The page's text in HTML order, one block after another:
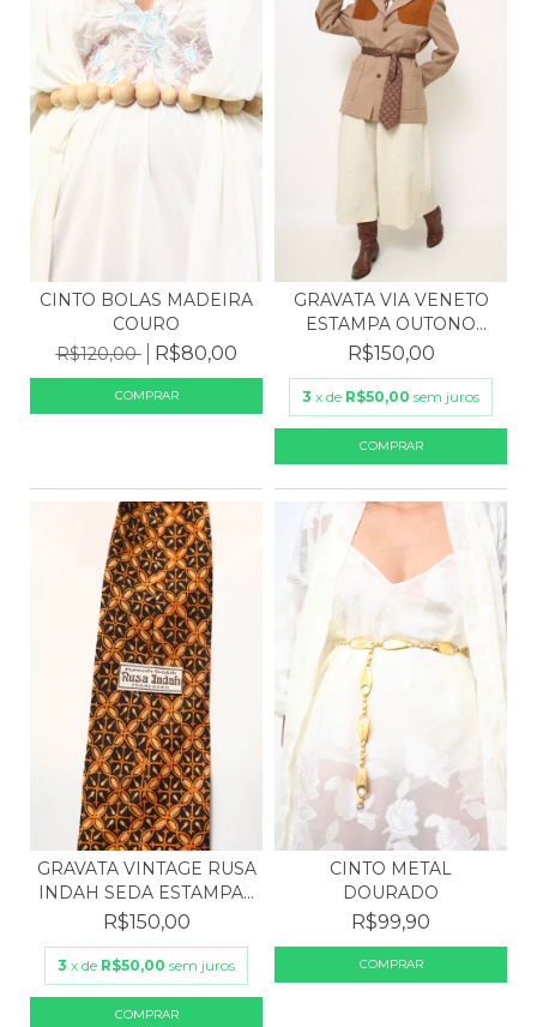
CINTO BOLAS MADEIRA
COURO
R$120,00
R$80,00
GRAVATA VIA VENETO
ESTAMPA OUTONO
100% S...
R$150,00
3 x de R$50,00 sem juros
GRAVATA VINTAGE RUSA
INDAH SEDA ESTAMPA...
R$150,00
3 x de R$50,00 sem juros
CINTO METAL
DOURADO
R$99,90